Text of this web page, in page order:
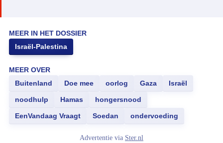
MEER IN HET DOSSIER
Israël-Palestina
MEER OVER
Buitenland
Doe mee oorlog Gaza Israël
noodhulp Hamas hongersnood
EenVandaag Vraagt Soedan ondervoeding
Advertentie via Ster.nl